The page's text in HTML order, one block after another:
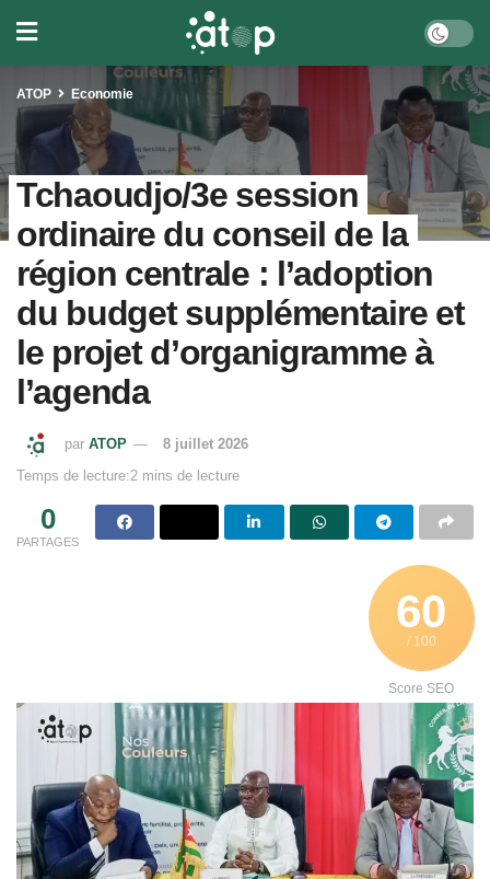
ATOP Economie
Tchaoudjo/3e session
ordinaire du conseil de la
région centrale : l’adoption
du budget supplémentaire et
le projet d’organigramme à
l’agenda
par ATOP
8 juillet 2026
Temps de lecture:2 mins de lecture
0
PARTAGES
60
/ 100
Score SEO